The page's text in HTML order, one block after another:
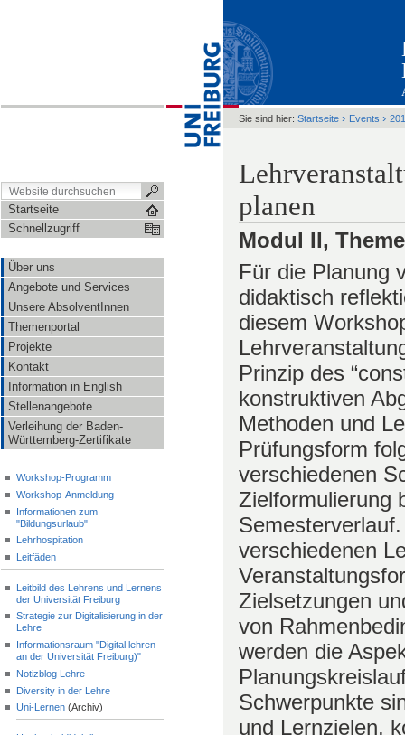
Startseite
Schnellzugriff
Über uns
Angebote und Services
Unsere AbsolventInnen
Themenportal
Projekte
Kontakt
Information in English
Stellenangebote
Verleihung der Baden-
Württemberg-Zertifikate
Workshop-Programm
Workshop-Anmeldung
Informationen zum
"Bildungsurlaub"
Lehrhospitation
Leitfäden
Leitbild des Lehrens und Lernens
der Universität Freiburg
Strategie zur Digitalisierung in der
Lehre
Informationsraum "Digital lehren
an der Universität Freiburg)"
Notizblog Lehre
Diversity in der Lehre
Uni-Lernen(Archiv)
Sie sind hier: Startseite › Events ›
planen
Modul II,
Für die Planung
didaktisch
diesem
Prinzip des
konstruktiven
Methoden und
Prüfungsform
verschiedenen
Zielformulierung
verschiedenen
Zielsetzungen
von
werden die
Schwerpunkte
und Lernzielen,